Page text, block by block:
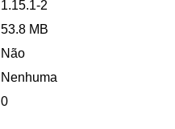
1.15.1-2
53.8 MB
Não
Nenhuma
0